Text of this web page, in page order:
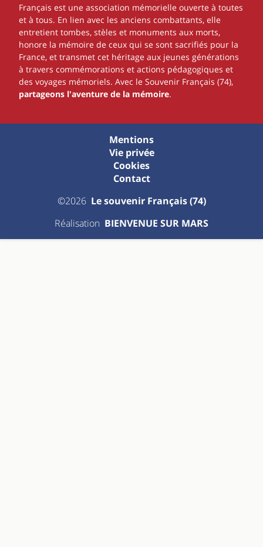
Français est une association mémorielle ouverte à toutes
et à tous. En lien avec les anciens combattants, elle
entretient tombes, stèles et monuments aux morts,
honore la mémoire de ceux qui se sont sacrifiés pour la
France, et transmet cet héritage aux jeunes générations
à travers commémorations et actions pédagogiques et
des voyages mémoriels. Avec le Souvenir Français (74),
partageons l'aventure de la mémoire.
©2026 Le souvenir Français (74)
Mentions
Vie privée
Cookies
Contact
Réalisation BIENVENUE SUR MARS